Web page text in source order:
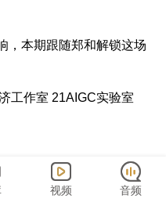
，本期跟随郑和解锁这场
作室 21AIGC实验室
视频 音频